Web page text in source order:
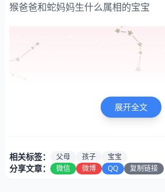
猴爸爸和蛇妈妈生什么属相的宝宝
展开全文
相关标签： 父母 孩子 宝宝
分享文章： 微信 微博 QQ 复制链接